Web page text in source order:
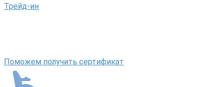
Трейд-ин
Поможем получить сертификат